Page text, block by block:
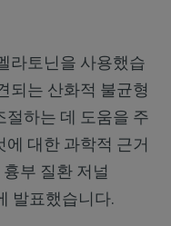
라토닌을 사용했습
되는 산화적 불균형
절하는 데 도움을 주
대한 과학적 근거
부 질환 저널
발표했습니다.